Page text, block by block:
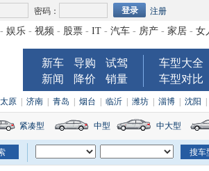
密码： 注册
- 娱乐 - 视频 - 股票 - IT - 汽车 - 房产 - 家居 - 女
新车 导购
试驾
新闻
降价 销量
车型大全
车型对比
太原 济南 青岛 烟台 临沂 潍坊 淄博 沈阳
紧凑型 中型 中大型